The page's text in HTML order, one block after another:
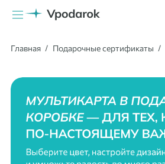
Главная Подарочные сертификаты